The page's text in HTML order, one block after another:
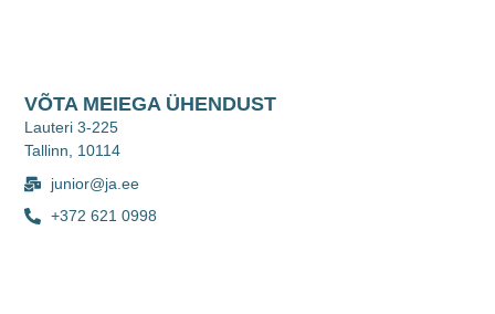
VÕTA MEIEGA ÜHENDUST
Lauteri 3-225
Tallinn, 10114
junior@ja.ee
+372 621 0998